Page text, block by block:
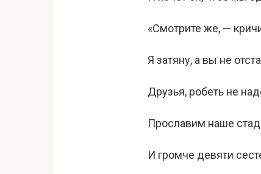
«Смотрите же, —
Я затяну, а вы не
Друзья, робеть не
Прославим наше
И громче девяти